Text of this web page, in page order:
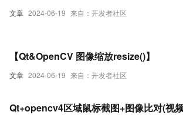
文章 2024-06-19 来自：开发者社区
文章 2024-06-19 来自：开发者社区
【Qt&OpenCV 图像缩放resize()】
Qt+opencv4区域鼠标截图+图像比对(视